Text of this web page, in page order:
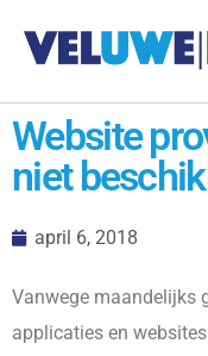
Website
niet
april 6, 2018
Vanwege maandelijks
applicaties en